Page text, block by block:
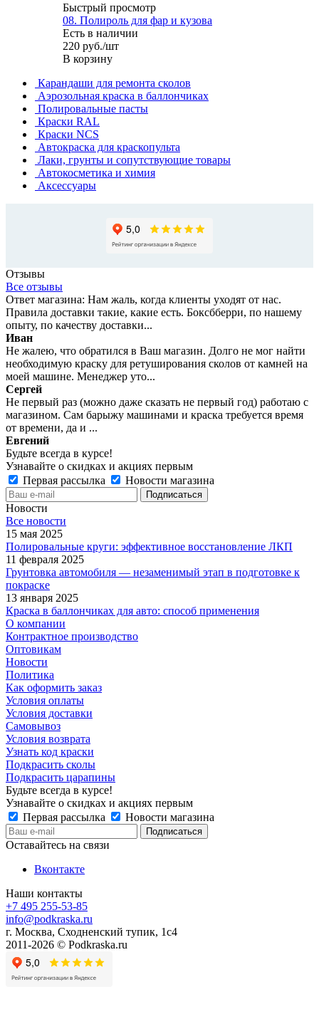
Быстрый просмотр
08. Полироль для фар и кузова
Есть в наличии
220 руб./шт
В корзину
Карандаши для ремонта сколов
Аэрозольная краска в баллончиках
Полировальные пасты
Краски RAL
Краски NCS
Автокраска для краскопульта
Лаки, грунты и сопутствующие товары
Автокосметика и химия
Аксессуары
Отзывы
Все отзывы
Ответ магазина: Нам жаль, когда клиенты уходят от нас.
Правила доставки такие, какие есть. Боксбберри, по нашему
опыту, по качеству доставки...
Иван
Не жалею, что обратился в Ваш магазин. Долго не мог найти
необходимую краску для ретуширования сколов от камней на
моей машине. Менеджер уто...
Сергей
Не первый раз (можно даже сказать не первый год) работаю с
магазином. Сам барыжу машинами и краска требуется время
от времени, да и ...
Евгений
Будьте всегда в курсе!
Узнавайте о скидках и акциях первым
Первая рассылка
Новости магазина
Новости
Все новости
15 мая 2025
Полировальные круги: эффективное восстановление ЛКП
11 февраля 2025
Грунтовка автомобиля — незаменимый этап в подготовке к
покраске
13 января 2025
Краска в баллончиках для авто: способ применения
О компании
Контрактное производство
Оптовикам
Новости
Политика
Как оформить заказ
Условия оплаты
Условия доставки
Самовывоз
Условия возврата
Узнать код краски
Подкрасить сколы
Подкрасить царапины
Будьте всегда в курсе!
Узнавайте о скидках и акциях первым
Первая рассылка
Новости магазина
Оставайтесь на связи
Вконтакте
Наши контакты
+7 495 255-53-85
info@podkraska.ru
г. Москва, Сходненский тупик, 1с4
2011-2026 © Podkraska.ru